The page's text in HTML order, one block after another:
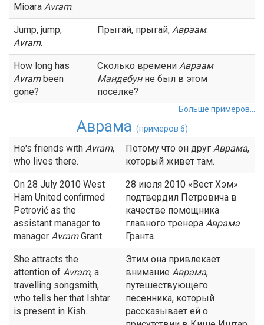
Mioara Avram.
Jump, jump,
Avram.
Прыгай, прыгай, Авраам.
How long has
Avrambeen
gone?
Сколько времени Авраам
Мандебунне был в этом
посёлке?
Больше примеров...
Аврама (примеров 6)
He's friends with Avram,
who lives there.
Потому что он друг Аврама,
который живет там.
On 28 July 2010 West
Ham United confirmed
Petrović as the
assistant manager to
manager AvramGrant.
28 июля 2010 «Вест Хэм»
подтвердил Петровича в
качестве помощника
главного тренера Аврама
Гранта.
She attracts the
attention of Avram, a
travelling songsmith,
who tells her that Ishtar
is present in Kish.
Этим она привлекает
внимание Аврама,
путешествующего
песенника, который
рассказывает ей о